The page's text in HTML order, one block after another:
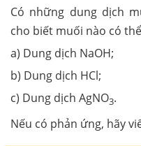
Có những dung dịch
cho biết muối nào có
a) Dung dịch
b) Dung dịch
c) Dung dịch AgNO3.
Nếu có phản ứng, hãy